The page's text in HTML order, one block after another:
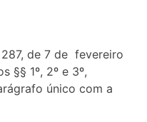
de 7 de fevereiro
§§ 1º, 2º e 3º,
único com a